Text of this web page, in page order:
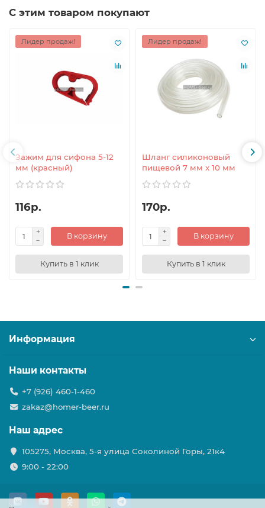
С этим товаром покупают
Лидер продаж!
Зажим для сифона 5-12
мм (красный)
116р.
В корзину
Купить в 1 клик
Лидер продаж!
Шланг силиконовый
пищевой 7 мм x 10 мм
170р.
В корзину
Купить в 1 клик
Информация
Наши контакты
+7 (926) 460-1-460
zakaz@homer-beer.ru
Наш адрес
105275, Москва, 5-я улица Соколиной Горы, 21к4
9:00 - 22:00